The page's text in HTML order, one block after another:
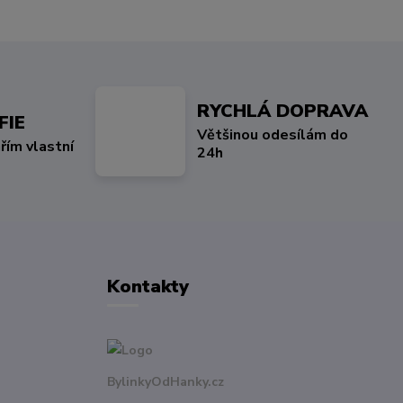
vlastní
RYCHLÁ DOPRAVA
Většinou odesílám do
24h
Kontakty
BylinkyOdHanky.cz